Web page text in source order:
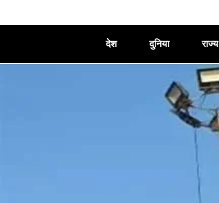
देश दुनिया राज्य